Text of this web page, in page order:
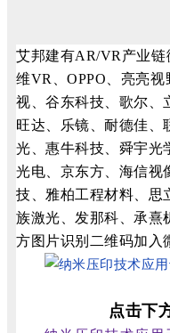
艾邦建有AR/VR产业链
维VR、OPPO、亮亮
视、谷东科技、歌尔、
旺达、乐镜、耐德佳、
光、惠牛科技、舜宇光
光电、京东方、海信视
技、雅柏工程材料、思
族激光、发那科、承熹
方图片识别二维码加入
点击下